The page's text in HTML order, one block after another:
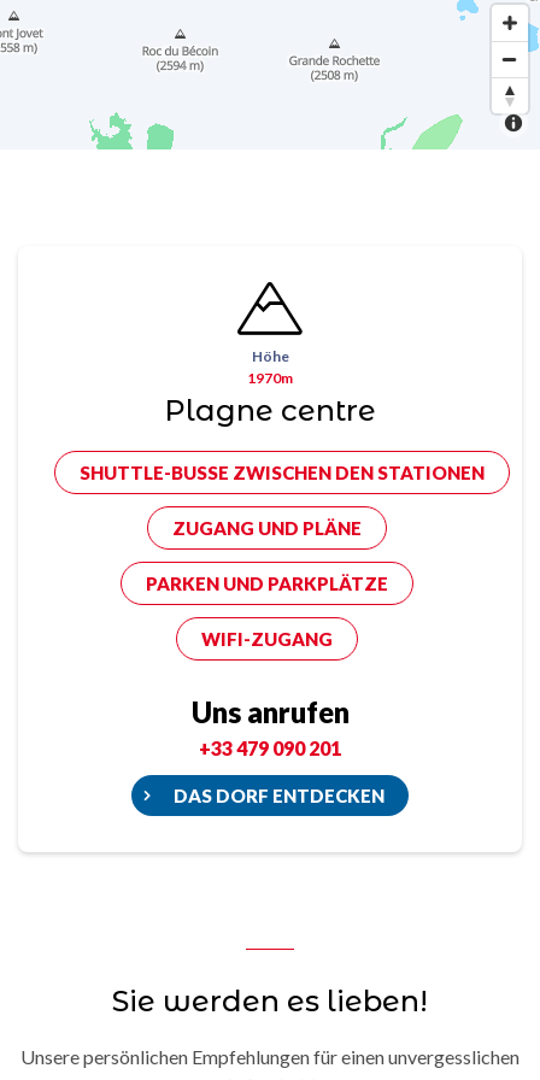
Höhe
1970m
Plagne centre
SHUTTLE-BUSSE ZWISCHEN DEN STATIONEN
ZUGANG UND PLÄNE
PARKEN UND PARKPLÄTZE
WIFI-ZUGANG
Uns anrufen
+33 479 090 201
DAS DORF ENTDECKEN
Sie werden es lieben!
Unsere persönlichen Empfehlungen für einen unvergesslichen